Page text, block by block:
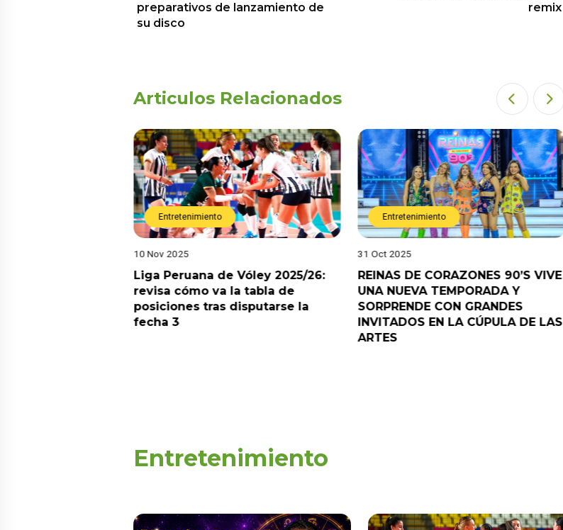
preparativos de lanzamiento de
su disco
remix
Articulos Relacionados
Entretenimiento
10 Nov 2025
Liga Peruana de Vóley 2025/26:
revisa cómo va la tabla de
posiciones tras disputarse la
fecha 3
Entretenimiento
31 Oct 2025
REINAS DE CORAZONES 90’S VIVE
UNA NUEVA TEMPORADA Y
SORPRENDE CON GRANDES
INVITADOS EN LA CÚPULA DE LAS
ARTES
Entretenimiento